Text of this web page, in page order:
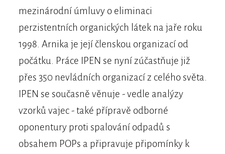
mezinárodní úmluvy o eliminaci
perzistentních organických látek na jaře roku
1998. Arnika je její členskou organizací od
počátku. Práce IPEN se nyní zúčastňuje již
přes 350 nevládních organizací z celého světa.
IPEN se současně věnuje - vedle analýzy
vzorků vajec - také přípravě odborné
oponentury proti spalování odpadů s
obsahem POPs a připravuje připomínky k